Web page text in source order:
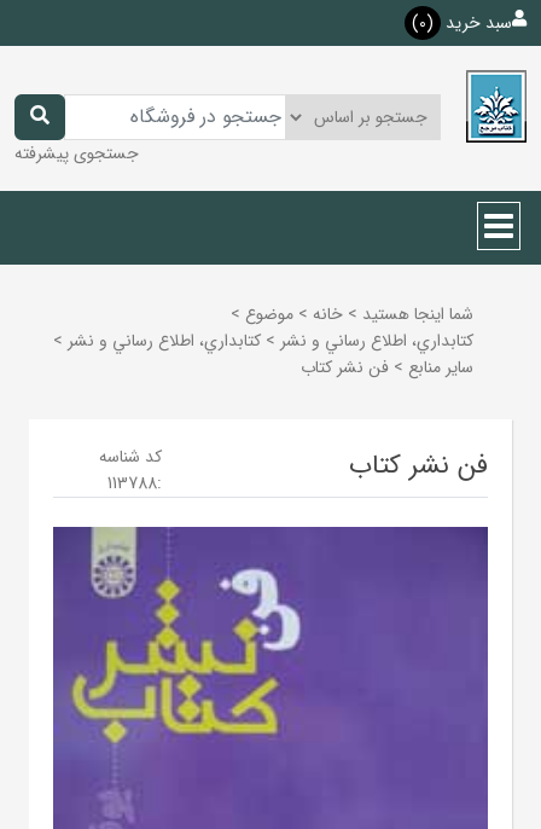
سبد خرید (0)
جستجوی پیشرفته
شما اینجا هستید > خانه > موضوع >
كتابداري، اطلاع رساني و نشر > كتابداري، اطلاع رساني و نشر >
ساير منابع > فن نشر کتاب
فن نشر کتاب
کد شناسه
:
113788